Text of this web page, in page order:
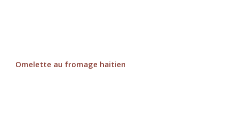
Omelette au fromage haitien